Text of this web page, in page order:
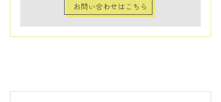
お問い合わせはこちら